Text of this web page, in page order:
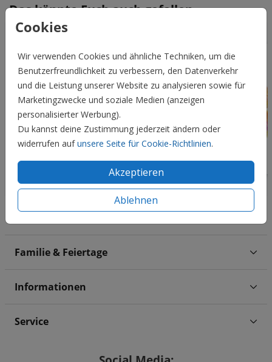
Cookies
Wir verwenden Cookies und ähnliche Techniken, um die
Benutzerfreundlichkeit zu verbessern, den Datenverkehr
und die Leistung unserer Website zu analysieren sowie für
Marketingzwecke und soziale Medien (anzeigen
personalisierter Werbung).
Du kannst deine Zustimmung jederzeit ändern oder
widerrufen aufunsere Seite für Cookie-Richtlinien.
Akzeptieren
Ablehnen
Das könnte Euch auch gefallen
Familie & Feiertage
Informationen
Service